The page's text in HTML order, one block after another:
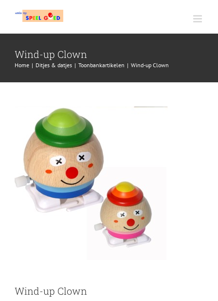
inhoud
Wind-up Clown
Home | Ditjes & datjes | Toonbankartikelen | Wind-up Clown
Wind-up Clown